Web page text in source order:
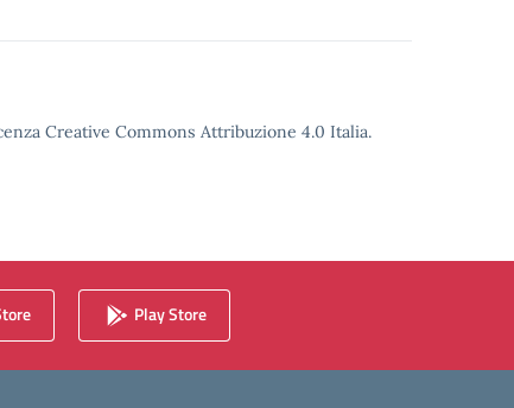
Creative Commons Attribuzione 4.0 Italia.
Play Store